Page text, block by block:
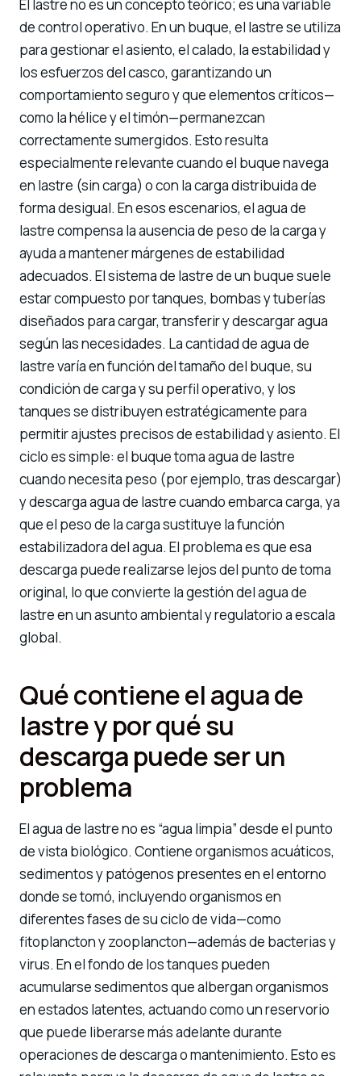
El lastre no es un concepto teórico; es una variable
de control operativo. En un buque, el lastre se utiliza
para gestionar el asiento, el calado, la estabilidad y
los esfuerzos del casco, garantizando un
comportamiento seguro y que elementos críticos—
como la hélice y el timón—permanezcan
correctamente sumergidos. Esto resulta
especialmente relevante cuando el buque navega
en lastre (sin carga) o con la carga distribuida de
forma desigual. En esos escenarios, el agua de
lastre compensa la ausencia de peso de la carga y
ayuda a mantener márgenes de estabilidad
adecuados. El sistema de lastre de un buque suele
estar compuesto por tanques, bombas y tuberías
diseñados para cargar, transferir y descargar agua
según las necesidades. La cantidad de agua de
lastre varía en función del tamaño del buque, su
condición de carga y su perfil operativo, y los
tanques se distribuyen estratégicamente para
permitir ajustes precisos de estabilidad y asiento. El
ciclo es simple: el buque toma agua de lastre
cuando necesita peso (por ejemplo, tras descargar)
y descarga agua de lastre cuando embarca carga, ya
que el peso de la carga sustituye la función
estabilizadora del agua. El problema es que esa
descarga puede realizarse lejos del punto de toma
original, lo que convierte la gestión del agua de
lastre en un asunto ambiental y regulatorio a escala
global.
Qué contiene el agua de
lastre y por qué su
descarga puede ser un
problema
El agua de lastre no es “agua limpia” desde el punto
de vista biológico. Contiene organismos acuáticos,
sedimentos y patógenos presentes en el entorno
donde se tomó, incluyendo organismos en
diferentes fases de su ciclo de vida—como
fitoplancton y zooplancton—además de bacterias y
virus. En el fondo de los tanques pueden
acumularse sedimentos que albergan organismos
en estados latentes, actuando como un reservorio
que puede liberarse más adelante durante
operaciones de descarga o mantenimiento. Esto es